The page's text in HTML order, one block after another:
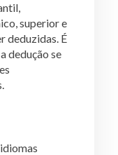
superior e
deduzidas. É
dedução se